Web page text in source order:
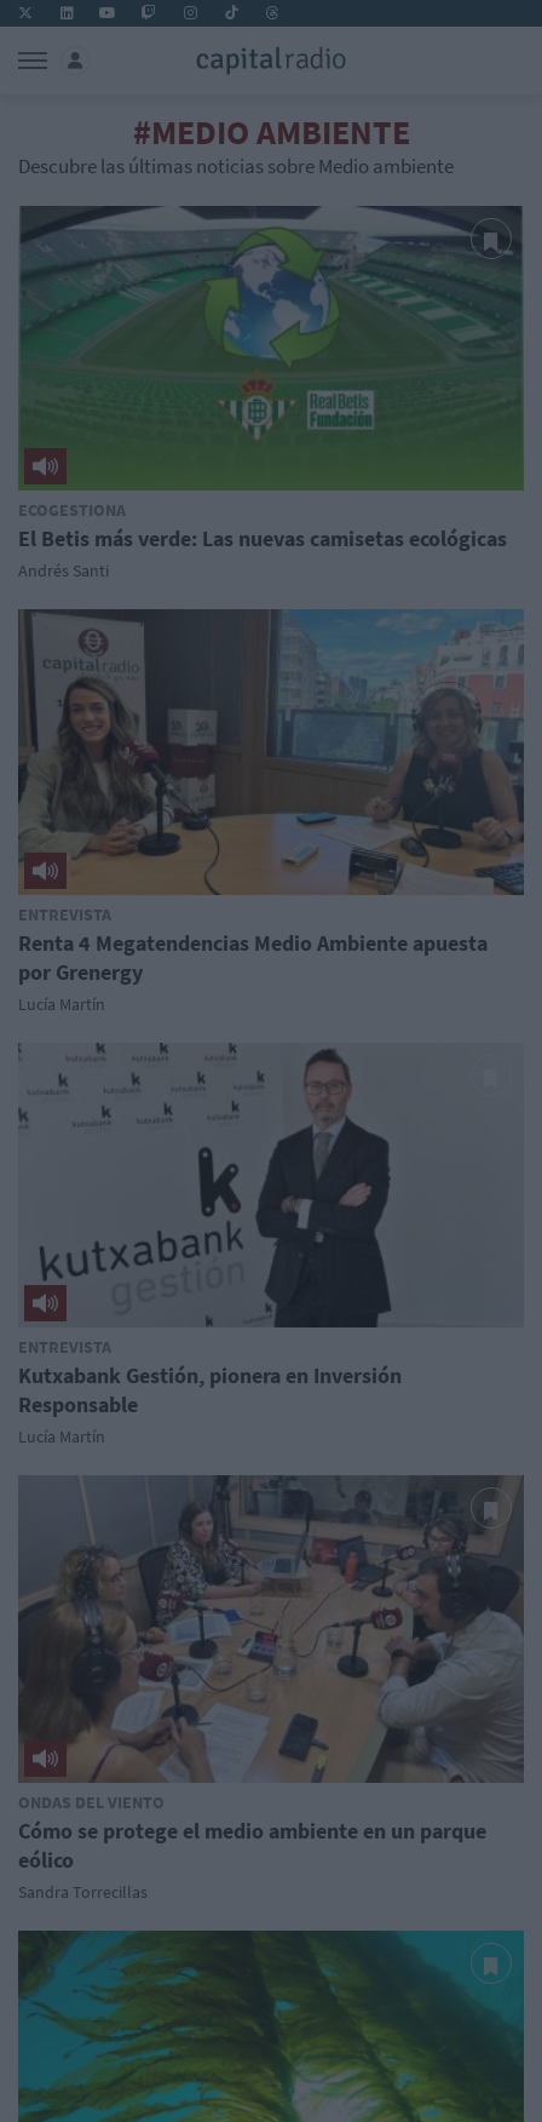
#MEDIO AMBIENTE
Descubre las últimas noticias sobre Medio ambiente
ECOGESTIONA
El Betis más verde: Las nuevas camisetas ecológicas
Andrés Santi
ENTREVISTA
Renta 4 Megatendencias Medio Ambiente apuesta
por Grenergy
Lucía Martín
ENTREVISTA
Kutxabank Gestión, pionera en Inversión
Responsable
Lucía Martín
ONDAS DEL VIENTO
Cómo se protege el medio ambiente en un parque
eólico
Sandra Torrecillas